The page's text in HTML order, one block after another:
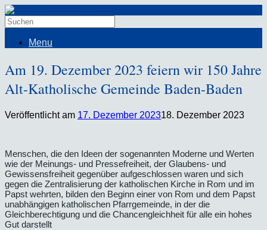
Menu
Am 19. Dezember 2023 feiern wir 150 Jahre
Alt-Katholische Gemeinde Baden-Baden
Veröffentlicht am 17. Dezember 202318. Dezember 2023
Menschen, die den Ideen der sogenannten Moderne und Werten
wie der Meinungs- und Pressefreiheit, der Glaubens- und
Gewissensfreiheit gegenüber aufgeschlossen waren und sich
gegen die Zentralisierung der katholischen Kirche in Rom und im
Papst wehrten, bilden den Beginn einer von Rom und dem Papst
unabhängigen katholischen Pfarrgemeinde, in der die
Gleichberechtigung und die Chancengleichheit für alle ein hohes
Gut darstellt